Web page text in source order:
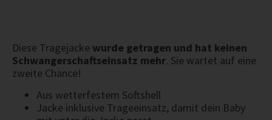
Diese Tragejacke wurde getragen und hat keinen
Schwangerschaftseinsatz mehr. Sie wartet auf eine
zweite Chance!
Aus wetterfestem Softshell
Jacke inklusive Trageeinsatz, damit dein Baby